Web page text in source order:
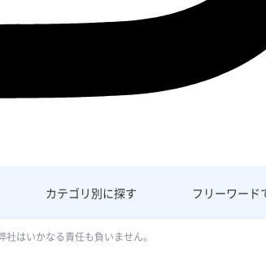
カテゴリ別に探す フリーワード
はいかなる責任も負いません。